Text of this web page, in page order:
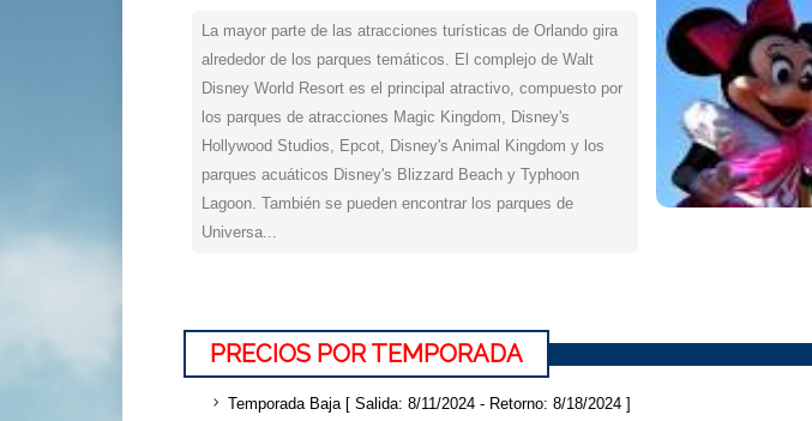
La mayor parte de las atracciones turísticas de Orlando gira
alrededor de los parques temáticos. El complejo de Walt
Disney World Resort es el principal atractivo, compuesto por
los parques de atracciones Magic Kingdom, Disney's
Hollywood Studios, Epcot, Disney's Animal Kingdom y los
parques acuáticos Disney's Blizzard Beach y Typhoon
Lagoon. También se pueden encontrar los parques de
Universa...
PRECIOS POR TEMPORADA
Temporada Baja [ Salida: 8/11/2024 - Retorno: 8/18/2024 ]